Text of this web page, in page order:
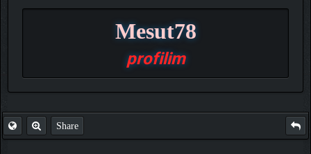
Mesut78
profilim
Share